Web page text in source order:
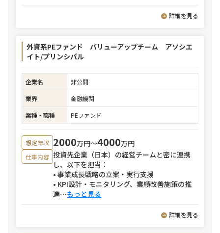
詳細を見る
外資系PEファンド バリューアップチーム アソシエ
イト/プリンシパル
企業名
非公開
業界
金融機関
業種・職種
PEファンド
想定年収 2000万円〜4000万円
仕事内容 投資先企業（日本）の経営チームと密に連携
し、以下を担当：
• 事業成長戦略の立案・実行支援
• KPI設計・モニタリング、業績改善施策の推
進⋯もっと見る
詳細を見る